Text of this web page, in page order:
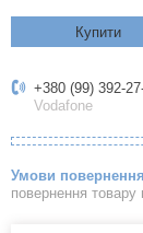
Купити
+380 (99) 392-
Vodafone
повернення товару